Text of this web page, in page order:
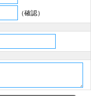
（確認）